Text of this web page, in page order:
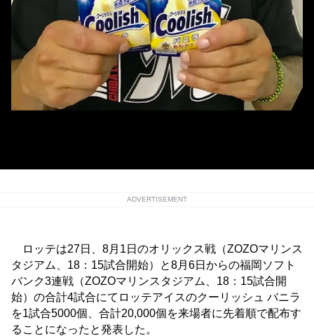
ADVERTISEMENT
ロッテは27日、8月1日のオリックス戦（ZOZOマリンス
タジアム、18：15試合開始）と8月6日からの福岡ソフト
バンク3連戦（ZOZOマリンスタジアム、18：15試合開
始）の合計4試合にてロッテアイスのクーリッシュ バニラ
を1試合5000個、合計20,000個を来場者に先着順で配布す
ることになったと発表した。